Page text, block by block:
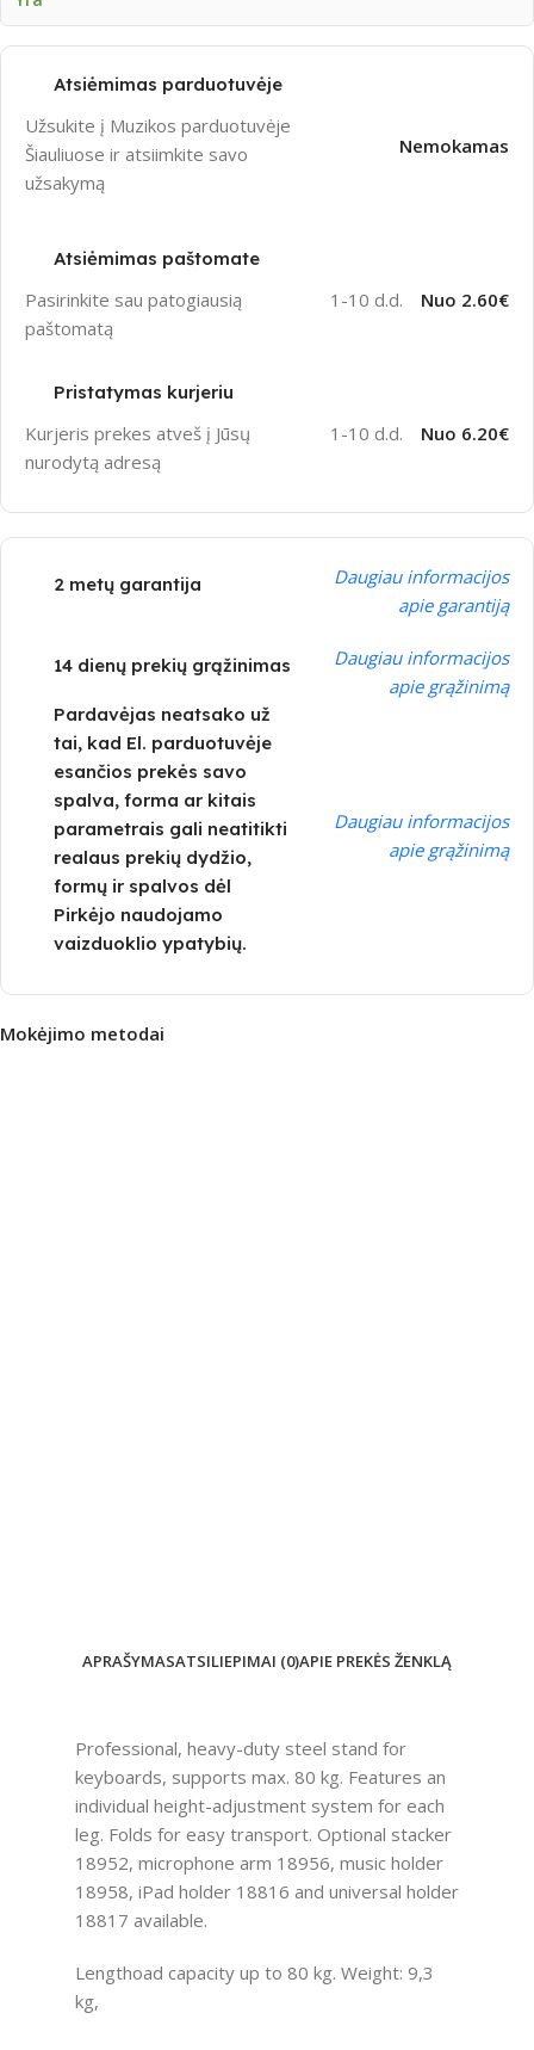
Atsiėmimas parduotuvėje
Užsukite į Muzikos parduotuvėje
Šiauliuose ir atsiimkite savo
užsakymą
Nemokamas
Atsiėmimas paštomate
Pasirinkite sau patogiausią
paštomatą
1-10 d.d. Nuo 2.60€
Pristatymas kurjeriu
Kurjeris prekes atveš į Jūsų
nurodytą adresą
1-10 d.d. Nuo 6.20€
2 metų garantija
Daugiau informacijos
apie garantiją
14 dienų prekių grąžinimas
Daugiau informacijos
apie grąžinimą
Pardavėjas neatsako už
tai, kad El. parduotuvėje
esančios prekės savo
spalva, forma ar kitais
parametrais gali neatitikti
realaus prekių dydžio,
formų ir spalvos dėl
Pirkėjo naudojamo
vaizduoklio ypatybių.
Daugiau informacijos
apie grąžinimą
Mokėjimo metodai
APRAŠYMASATSILIEPIMAI (0)APIE PREKĖS ŽENKLĄ
Professional, heavy-duty steel stand for
keyboards, supports max. 80 kg. Features an
individual height-adjustment system for each
leg. Folds for easy transport. Optional stacker
18952, microphone arm 18956, music holder
18958, iPad holder 18816 and universal holder
18817 available.
Lengthoad capacity up to 80 kg. Weight: 9,3
kg,